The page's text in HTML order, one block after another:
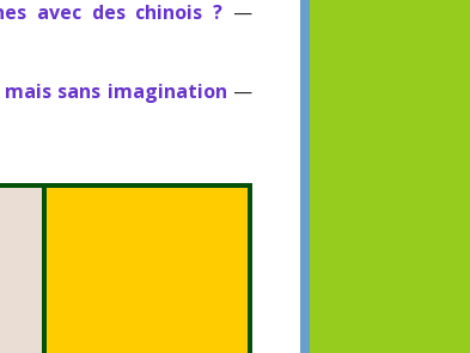
avec des chinois ?—
mais sans imagination —